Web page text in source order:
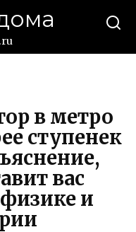
в метро
ступенек
вас
и